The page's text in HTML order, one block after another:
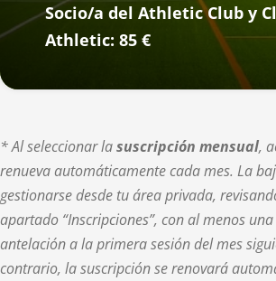
Socio/a del Athletic Club y
Athletic: 85 €
* Al seleccionar lasuscripción mensual,
renueva automáticamente cada mes. La
gestionarse desde tu área privada,
apartado “Inscripciones”, con al menos
antelación a la primera sesión del mes
contrario, la suscripción se renovará